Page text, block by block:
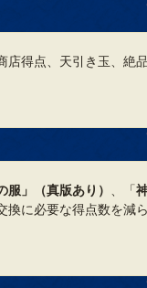
得点、天引き玉、絶
服」（真版あり） 、「
換に必要な得点数を減